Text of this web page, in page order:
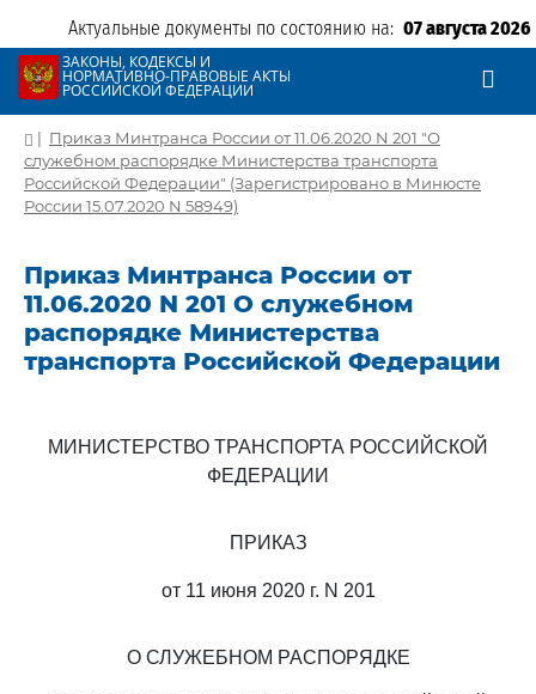
Актуальные документы по состоянию на: 07 августа 2026
ЗАКОНЫ, КОДЕКСЫ И
НОРМАТИВНО-ПРАВОВЫЕ АКТЫ
РОССИЙСКОЙ ФЕДЕРАЦИИ
| Приказ Минтранса России от 11.06.2020 N 201 "О
служебном распорядке Министерства транспорта
Российской Федерации" (Зарегистрировано в Минюсте
России 15.07.2020 N 58949)
Приказ Минтранса России от
11.06.2020 N 201 О служебном
распорядке Министерства
транспорта Российской Федерации
МИНИСТЕРСТВО ТРАНСПОРТА РОССИЙСКОЙ
ФЕДЕРАЦИИ
ПРИКАЗ
от 11 июня 2020 г. N 201
О СЛУЖЕБНОМ РАСПОРЯДКЕ